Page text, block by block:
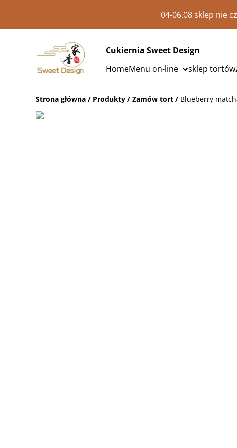
04-06.08 sklep nie
Cukiernia Sweet Design
HomeMenu on-line sklep tortów
Strona główna / Produkty / Zamów tort / Blueberry